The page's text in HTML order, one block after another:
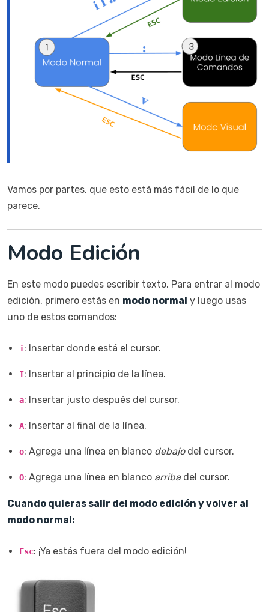
Vamos por partes, que esto está más fácil de lo que
parece.
Modo Edición
En este modo puedes escribir texto. Para entrar al modo
edición, primero estás en modo normal y luego usas
uno de estos comandos:
i: Insertar donde está el cursor.
I: Insertar al principio de la línea.
a: Insertar justo después del cursor.
A: Insertar al final de la línea.
o: Agrega una línea en blanco debajodel cursor.
O: Agrega una línea en blanco arribadel cursor.
Cuando quieras salir del modo edición y volver al
modo normal:
Esc: ¡Ya estás fuera del modo edición!